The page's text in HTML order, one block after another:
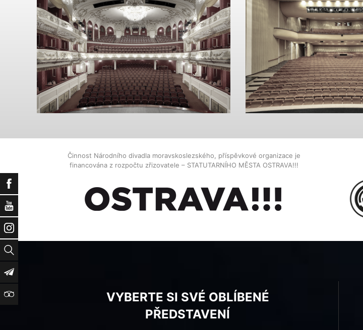
Facebook
YouTube
Instagram
Vyhledat
Newsletter
TripAdvisor
Činnost Národního divadla moravskoslezského, příspěvkové organizace je
financována z rozpočtu zřizovatele – STATUTARNÍHO MĚSTA OSTRAVA!!!
VYBERTE SI SVÉ OBLÍBENÉ
PŘEDSTAVENÍ